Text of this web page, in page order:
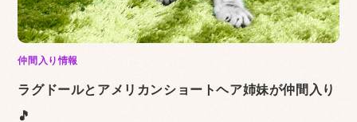
仲間入り情報
ラグドールとアメリカンショートヘア姉妹が仲間入り
🎵